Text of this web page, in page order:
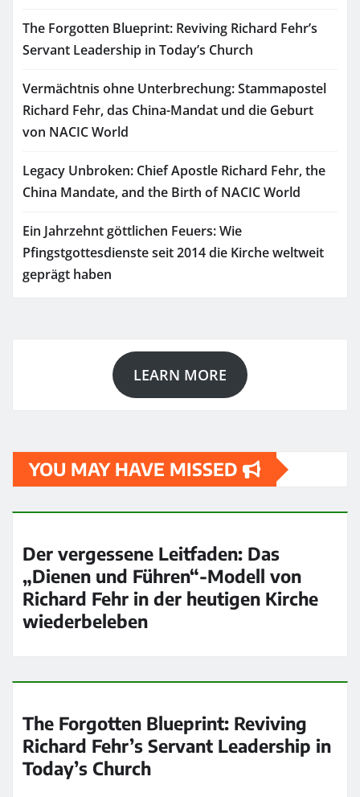
The Forgotten Blueprint: Reviving Richard Fehr’s
Servant Leadership in Today’s Church
Vermächtnis ohne Unterbrechung: Stammapostel
Richard Fehr, das China-Mandat und die Geburt
von NACIC World
Legacy Unbroken: Chief Apostle Richard Fehr, the
China Mandate, and the Birth of NACIC World
Ein Jahrzehnt göttlichen Feuers: Wie
Pfingstgottesdienste seit 2014 die Kirche weltweit
geprägt haben
LEARN MORE
YOU MAY HAVE MISSED
Der vergessene Leitfaden: Das
„Dienen und Führen“-Modell von
Richard Fehr in der heutigen Kirche
wiederbeleben
The Forgotten Blueprint: Reviving
Richard Fehr’s Servant Leadership in
Today’s Church